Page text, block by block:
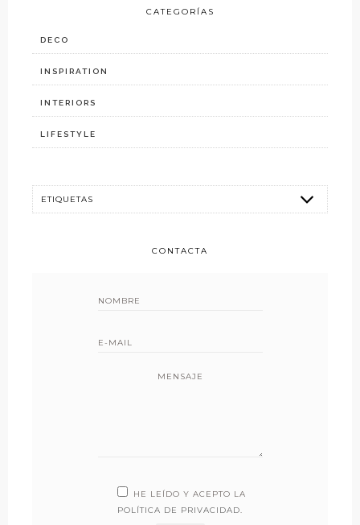
CATEGORÍAS
DECO
INSPIRATION
INTERIORS
LIFESTYLE
CONTACTA
MENSAJE
HE LEÍDO Y ACEPTO LA
POLÍTICA DE PRIVACIDAD